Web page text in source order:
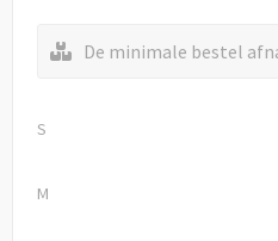
De minimale bestel
S
M